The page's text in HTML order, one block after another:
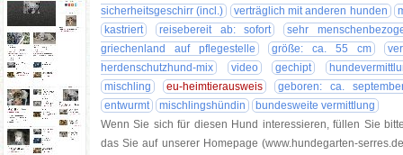
sicherheitsgeschirr (incl.)
verträglich mit anderen hunden
kastriert
reisebereit ab: sofort
sehr
griechenland auf pflegestelle
größe: ca. 55 cm
herdenschutzhund-mix
video gechipt
mischling
eu-heimtierausweis
geboren: ca.
entwurmt
mischlingshündin
bundesweite vermittlung
Wenn Sie sich für diesen Hund interessieren, füllen Sie
das Sie auf unserer Homepage (www.hundegarten-